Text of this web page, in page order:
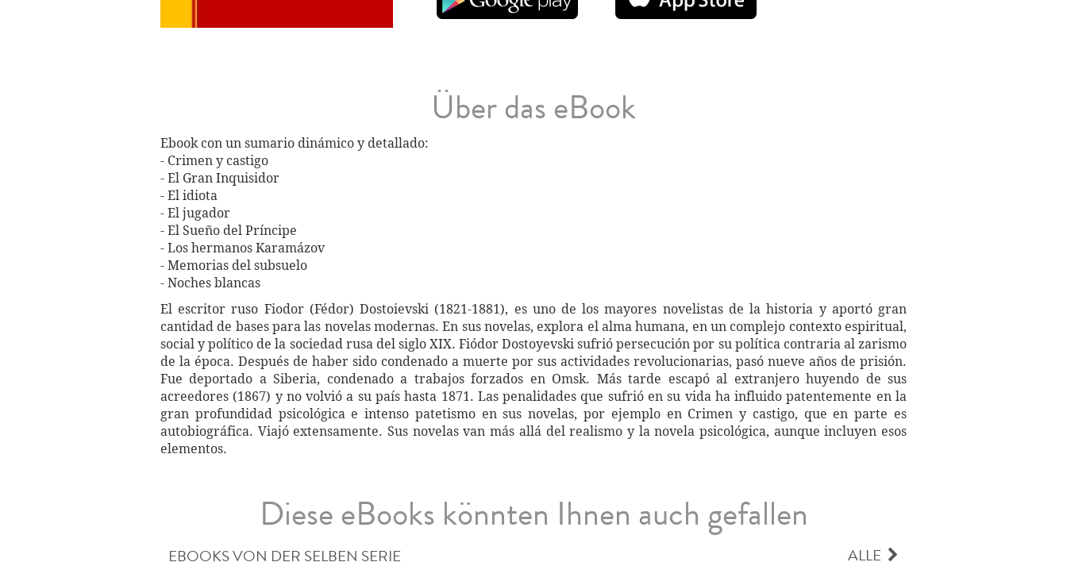
Über das eBook
Ebook con un sumario dinámico y detallado:
- Crimen y castigo
- El Gran Inquisidor
- El idiota
- El jugador
- El Sueño del Príncipe
- Los hermanos Karamázov
- Memorias del subsuelo
- Noches blancas
El escritor ruso Fiodor (Fédor) Dostoievski (1821-1881), es uno de los mayores novelistas de la historia y aportó gran
cantidad de bases para las novelas modernas. En sus novelas, explora el alma humana, en un complejo contexto espiritual,
social y político de la sociedad rusa del siglo XIX. Fiódor Dostoyevski sufrió persecución por su política contraria al zarismo
de la época. Después de haber sido condenado a muerte por sus actividades revolucionarias, pasó nueve años de prisión.
Fue deportado a Siberia, condenado a trabajos forzados en Omsk. Más tarde escapó al extranjero huyendo de sus
acreedores (1867) y no volvió a su país hasta 1871. Las penalidades que sufrió en su vida ha influido patentemente en la
gran profundidad psicológica e intenso patetismo en sus novelas, por ejemplo en Crimen y castigo, que en parte es
autobiográfica. Viajó extensamente. Sus novelas van más allá del realismo y la novela psicológica, aunque incluyen esos
elementos.
Diese eBooks könnten Ihnen auch gefallen
EBOOKS VON DER SELBEN SERIE ALLE